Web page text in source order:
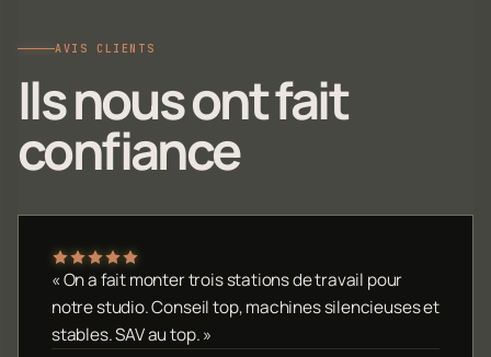
AVIS CLIENTS
Ils nous ont fait
confiance
« On a fait monter trois stations de travail pour
notre studio. Conseil top, machines silencieuses et
stables. SAV au top. »